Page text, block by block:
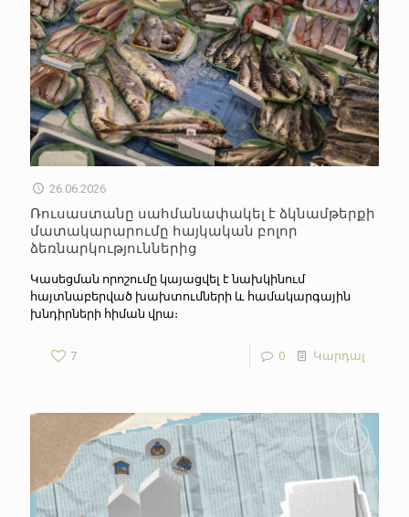
26.06.2026
Ռուսաստանը սահմանափակել է ձկնամթերքի
մատակարարումը հայկական բոլոր
ձեռնարկություններից
Կասեցման որոշումը կայացվել է նախկինում
հայտնաբերված խախտումների և համակարգային
խնդիրների հիման վրա։
7 0 Կարդալ